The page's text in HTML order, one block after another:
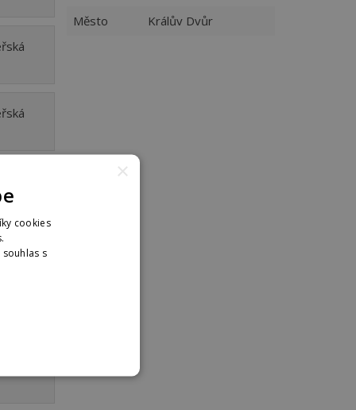
Město
Králův Dvůr
×
cookies
souhlas s